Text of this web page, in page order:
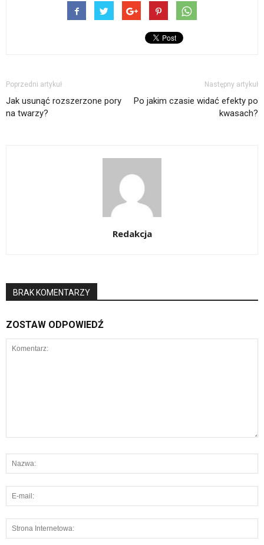
Poprzedni artykuł
Jak usunąć rozszerzone pory
na twarzy?
Następny artykuł
Po jakim czasie widać efekty po
kwasach?
Redakcja
BRAK KOMENTARZY
ZOSTAW ODPOWIEDŹ